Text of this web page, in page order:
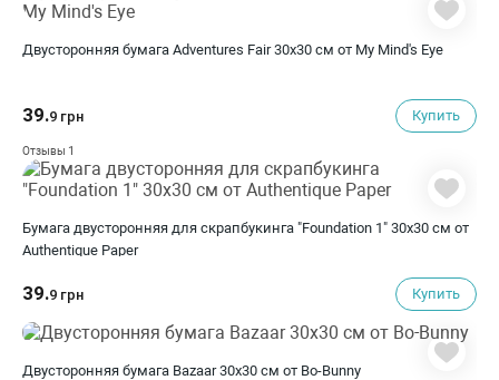
Двусторонняя бумага Adventures Fair 30х30 см от My Mind's Eye
39.9 грн Купить
Отзывы 1
Бумага двусторонняя для скрапбукинга "Foundation 1" 30х30 см от
Authentique Paper
39.9 грн Купить
Двусторонняя бумага Bazaar 30х30 см от Bo-Bunny